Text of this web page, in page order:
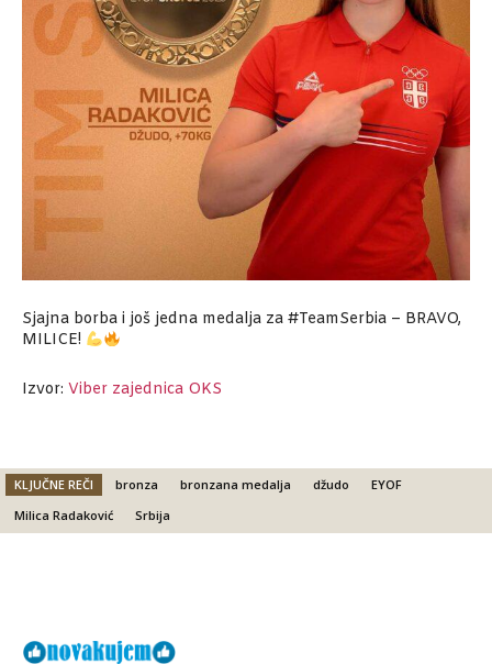
Sjajna borba i još jedna medalja za #TeamSerbia – BRAVO,
MILICE!
Izvor: Viber zajednica OKS
KLJUČNE REČI bronza bronzana medalja džudo
EYOF
Milica Radaković
Srbija